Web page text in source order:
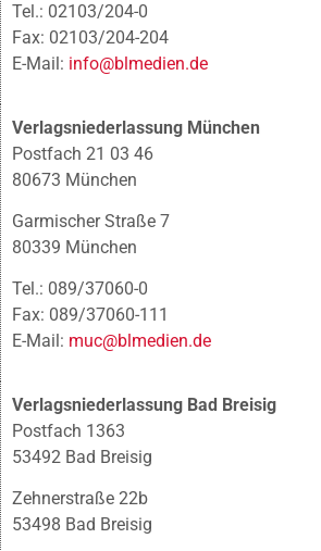
Tel.: 02103/204-0
Fax: 02103/204-204
E-Mail: info@blmedien.de
Verlagsniederlassung München
Postfach 21 03 46
80673 München
Garmischer Straße 7
80339 München
Tel.: 089/37060-0
Fax: 089/37060-111
E-Mail: muc@blmedien.de
Verlagsniederlassung Bad Breisig
Postfach 1363
53492 Bad Breisig
Zehnerstraße 22b
53498 Bad Breisig